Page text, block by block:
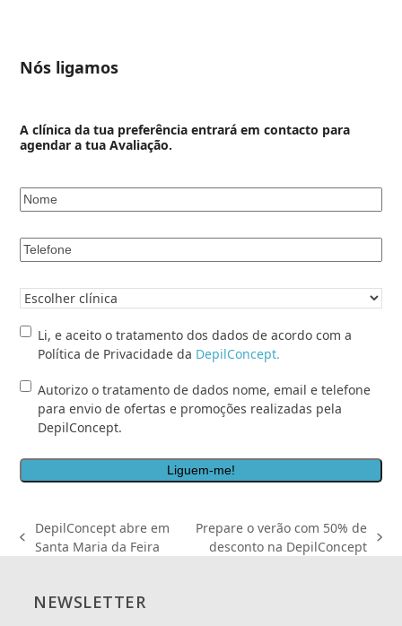
Nós ligamos
A clínica da tua preferência entrará em contacto para
agendar a tua Avaliação.
Nome*
Telefone*
Clínica
Li,
o
tratamento
dos
de
acordo
Política
Li, e aceito o tratamento dos dados de acordo com a
Política de Privacidade da DepilConcept.
Autorizo
tratamento
dados
nome,
telefone
Autorizo o tratamento de dados nome, email e telefone
para envio de ofertas e promoções realizadas pela
DepilConcept.
previous
DepilConcept abre em
Santa Maria da Feira
next
Prepare o verão com 50% de
desconto na DepilConcept
NEWSLETTER